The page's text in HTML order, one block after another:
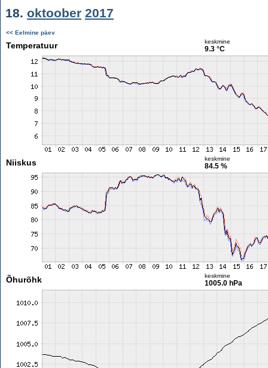
18. oktoober 2017
<< Eelmine päev
Temperatuur keskmine
9.3 °C
Niiskus keskmine
84.5 %
Õhurõhk keskmine
1005.0 hPa